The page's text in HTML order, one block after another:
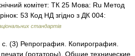
комітет: ТК 25 Мова: Ru Метод
53 Код НД згідно з ДК 004:
стандартів
(3) Репрография. Копирография.
(ротаторы). Общие технические